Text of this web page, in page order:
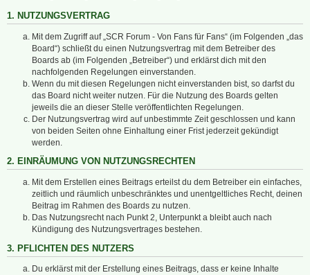
1. NUTZUNGSVERTRAG
Mit dem Zugriff auf „SCR Forum - Von Fans für Fans“ (im Folgenden „das
Board“) schließt du einen Nutzungsvertrag mit dem Betreiber des
Boards ab (im Folgenden „Betreiber“) und erklärst dich mit den
nachfolgenden Regelungen einverstanden.
Wenn du mit diesen Regelungen nicht einverstanden bist, so darfst du
das Board nicht weiter nutzen. Für die Nutzung des Boards gelten
jeweils die an dieser Stelle veröffentlichten Regelungen.
Der Nutzungsvertrag wird auf unbestimmte Zeit geschlossen und kann
von beiden Seiten ohne Einhaltung einer Frist jederzeit gekündigt
werden.
2. EINRÄUMUNG VON NUTZUNGSRECHTEN
Mit dem Erstellen eines Beitrags erteilst du dem Betreiber ein einfaches,
zeitlich und räumlich unbeschränktes und unentgeltliches Recht, deinen
Beitrag im Rahmen des Boards zu nutzen.
Das Nutzungsrecht nach Punkt 2, Unterpunkt a bleibt auch nach
Kündigung des Nutzungsvertrages bestehen.
3. PFLICHTEN DES NUTZERS
Du erklärst mit der Erstellung eines Beitrags, dass er keine Inhalte